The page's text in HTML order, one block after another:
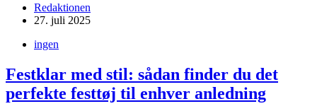
Redaktionen
27. juli 2025
ingen
Festklar med stil: sådan finder du det
perfekte festtøj til enhver anledning